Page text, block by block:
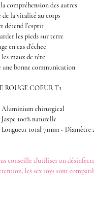
compréhension des autres
la vitalité au corps
détend l’esprit
les pieds sur terre
en cas d’échec
maux de tête
une bonne communication
ROUGE COEUR T1
Aluminium chirurgical
Jaspe 100% naturelle
Longueur total 71mm - Diamètre
conseille d'utiliser un
les sex toys sont